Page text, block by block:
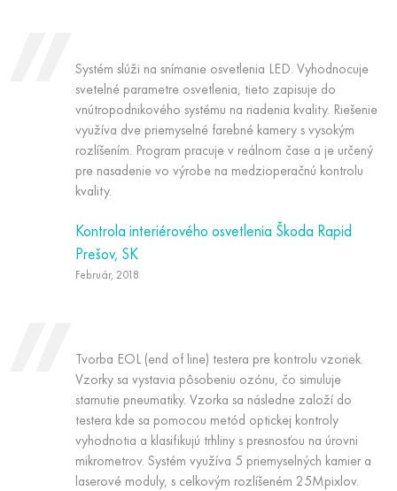
Systém slúži na snímanie osvetlenia LED. Vyhodnocuje
svetelné parametre osvetlenia, tieto zapisuje do
vnútropodnikového systému na riadenia kvality. Riešenie
využíva dve priemyselné farebné kamery s vysokým
rozlíšením. Program pracuje v reálnom čase a je určený
pre nasadenie vo výrobe na medzioperačnú kontrolu
kvality.
Kontrola interiérového osvetlenia Škoda Rapid
Prešov, SK
Február, 2018
Tvorba EOL (end of line) testera pre kontrolu vzoriek.
Vzorky sa vystavia pôsobeniu ozónu, čo simuluje
starnutie pneumatiky. Vzorka sa následne založí do
testera kde sa pomocou metód optickej kontroly
vyhodnotia a klasifikujú trhliny s presnosťou na úrovni
mikrometrov. Systém využíva 5 priemyselných kamier a
laserové moduly, s celkovým rozlíšeném 25Mpixlov.